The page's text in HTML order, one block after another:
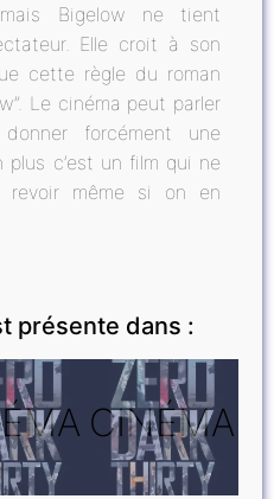
Bigelow ne tient
Elle croit à son
cette règle du roman
Le cinéma peut parler
forcément une
plus c’est un film qui ne
revoir même si on en
présente dans :
CINÉMA